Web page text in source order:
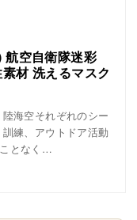
航空自衛隊迷彩
材 洗えるマスク
海空それぞれのシー
練、アウトドア活動
となく…